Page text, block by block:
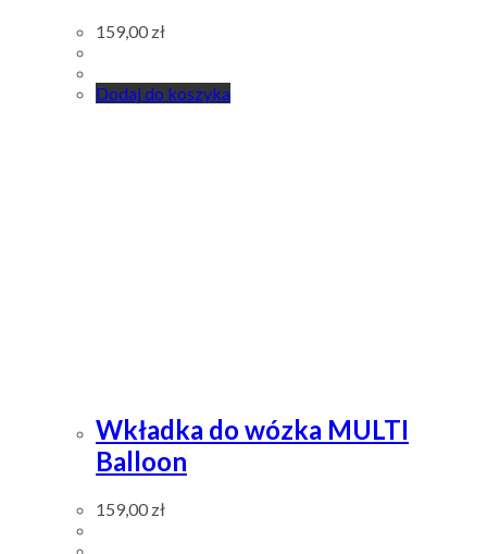
159,00 zł
Dodaj do koszyka
Wkładka do wózka MULTI
Balloon
159,00 zł